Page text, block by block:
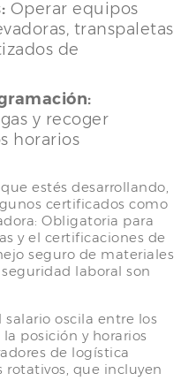
Operar equipos
transpaletas
de
y recoger
horarios
estés desarrollando,
certificados como
Obligatoria para
y el certificaciones de
seguro de materiales
laboral son
oscila entre los
posición y horarios
de logística
que incluyen